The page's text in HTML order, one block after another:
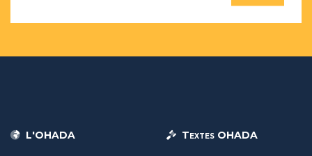
L'OHADA Textes OHADA